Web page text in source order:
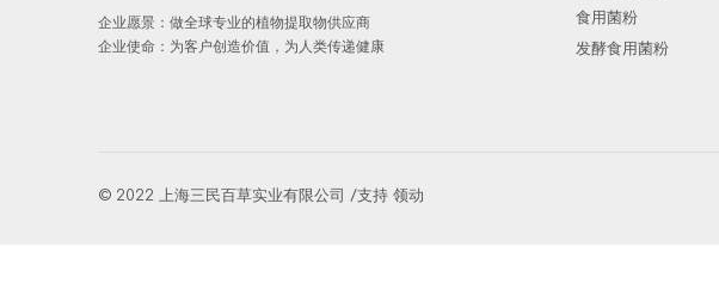
企业愿景：做全球专业的植物提取物供应商
企业使命：为客户创造价值，为人类传递健康
食用菌粉
发酵食用菌粉
© 2022 上海三民百草实业有限公司 /支持 领动